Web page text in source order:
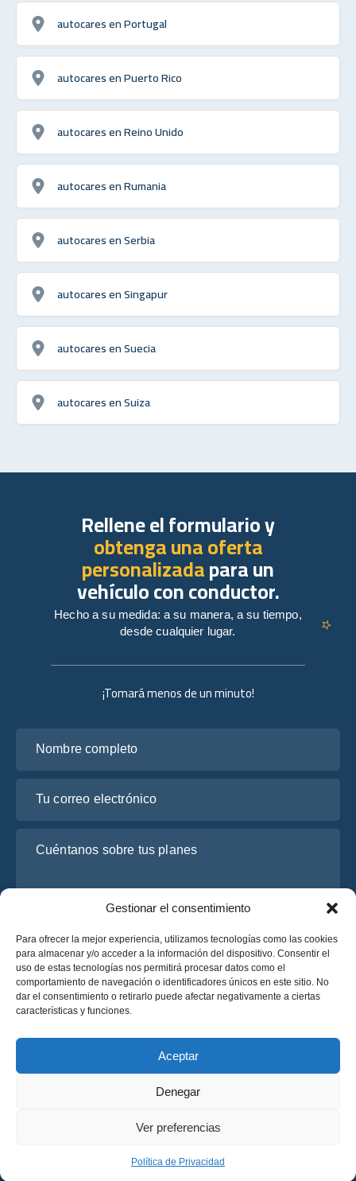
Gestionar el consentimiento
Para ofrecer la mejor experiencia, utilizamos tecnologías como las cookies
para almacenar y/o acceder a la información del dispositivo. Consentir el
uso de estas tecnologías nos permitirá procesar datos como el
comportamiento de navegación o identificadores únicos en este sitio. No
dar el consentimiento o retirarlo puede afectar negativamente a ciertas
características y funciones.
Aceptar
Denegar
Ver preferencias
Política de Privacidad
autocares en Portugal
autocares en Puerto Rico
autocares en Reino Unido
autocares en Rumania
autocares en Serbia
autocares en Singapur
autocares en Suecia
autocares en Suiza
© 2025 OsaBus © Todos los derechos reservados.
¡Tomará menos de un minuto!
He leído y acepto laPolítica de Privacidadde OsaBus.
Solicite un presupuesto
Solicite un presupuesto
Rellene el formulario y
obtenga una oferta
personalizadapara un
vehículo con conductor.
Hecho a su medida: a su manera, a su tiempo,
desde cualquier lugar.